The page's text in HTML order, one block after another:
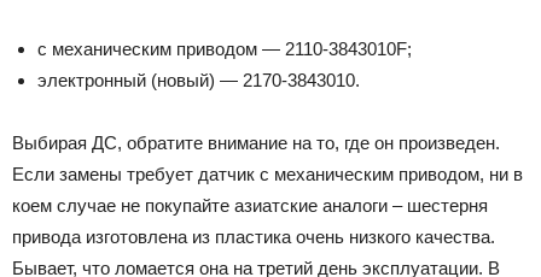
с механическим приводом — 2110-3843010F;
электронный (новый) — 2170-3843010.
Выбирая ДС, обратите внимание на то, где он произведен.
Если замены требует датчик с механическим приводом, ни в
коем случае не покупайте азиатские аналоги – шестерня
привода изготовлена из пластика очень низкого качества.
Бывает, что ломается она на третий день эксплуатации. В